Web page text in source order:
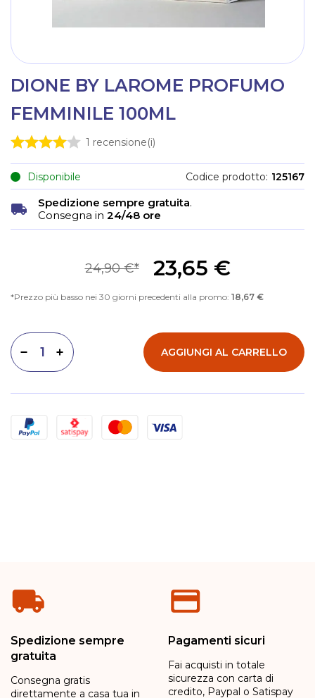
DIONE BY LAROME PROFUMO
FEMMINILE 100ML
1 recensione(i)
Disponibile Codice prodotto 125167
Spedizione sempre gratuita.
Consegna in 24/48 ore
23,65 €
24,90 €
Prezzo più basso nei 30 giorni precedenti alla promo: 18,67 €
Aumenta quantità
Diminuisci quantità AGGIUNGI AL CARRELLO
Metodi di pagamento
Spedizione sempre
gratuita
Consegna gratis
direttamente a casa tua in
Pagamenti sicuri
Fai acquisti in totale
sicurezza con carta di
credito, Paypal o Satispay